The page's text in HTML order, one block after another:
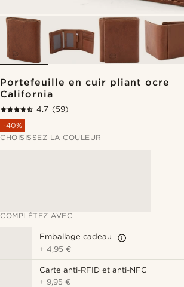
Portefeuille en cuir pliant ocre
California
4.7 (59)
-40%
CHOISISSEZ LA COULEUR
COMPLÉTEZ AVEC
Emballage cadeau
+4,95 €
Carte anti-RFID et anti-NFC
+ 9,95 €